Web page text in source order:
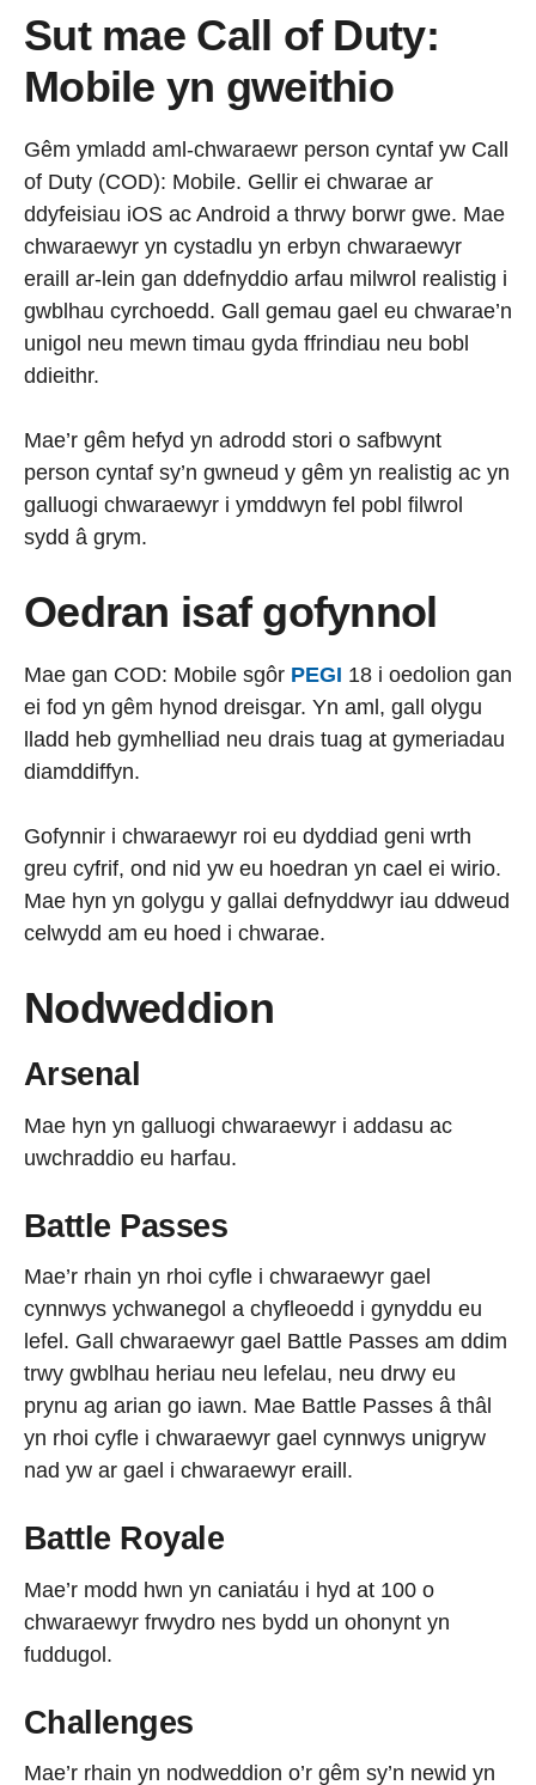
Sut mae Call of Duty:
Mobile yn gweithio
Gêm ymladd aml-chwaraewr person cyntaf yw Call
of Duty (COD): Mobile. Gellir ei chwarae ar
ddyfeisiau iOS ac Android a thrwy borwr gwe. Mae
chwaraewyr yn cystadlu yn erbyn chwaraewyr
eraill ar-lein gan ddefnyddio arfau milwrol realistig i
gwblhau cyrchoedd. Gall gemau gael eu chwarae’n
unigol neu mewn timau gyda ffrindiau neu bobl
ddieithr.
Mae’r gêm hefyd yn adrodd stori o safbwynt
person cyntaf sy’n gwneud y gêm yn realistig ac yn
galluogi chwaraewyr i ymddwyn fel pobl filwrol
sydd â grym.
Oedran isaf gofynnol
Mae gan COD: Mobile sgôr PEGI 18 i oedolion gan
ei fod yn gêm hynod dreisgar. Yn aml, gall olygu
lladd heb gymhelliad neu drais tuag at gymeriadau
diamddiffyn.
Gofynnir i chwaraewyr roi eu dyddiad geni wrth
greu cyfrif, ond nid yw eu hoedran yn cael ei wirio.
Mae hyn yn golygu y gallai defnyddwyr iau ddweud
celwydd am eu hoed i chwarae.
Nodweddion
Arsenal
Mae hyn yn galluogi chwaraewyr i addasu ac
uwchraddio eu harfau.
Battle Passes
Mae’r rhain yn rhoi cyfle i chwaraewyr gael
cynnwys ychwanegol a chyfleoedd i gynyddu eu
lefel. Gall chwaraewyr gael Battle Passes am ddim
trwy gwblhau heriau neu lefelau, neu drwy eu
prynu ag arian go iawn. Mae Battle Passes â thâl
yn rhoi cyfle i chwaraewyr gael cynnwys unigryw
nad yw ar gael i chwaraewyr eraill.
Battle Royale
Mae’r modd hwn yn caniatáu i hyd at 100 o
chwaraewyr frwydro nes bydd un ohonynt yn
fuddugol.
Challenges
Mae’r rhain yn nodweddion o’r gêm sy’n newid yn